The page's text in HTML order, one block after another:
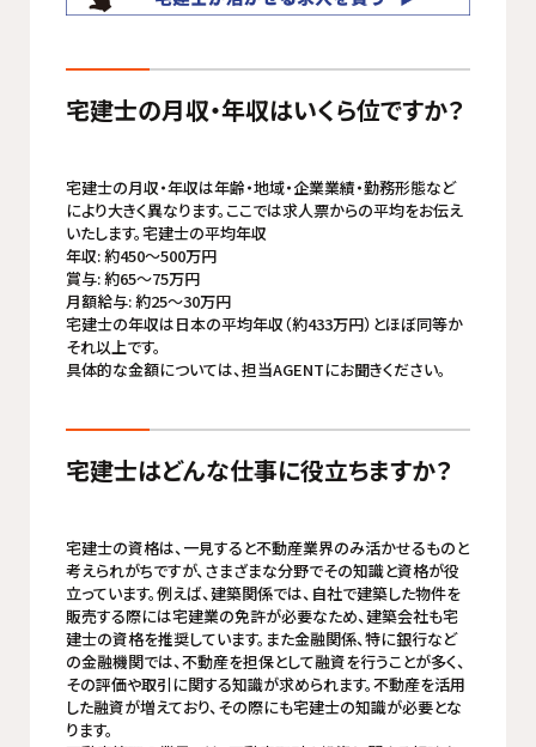
宅建士の月収・年収はいくら位ですか？
宅建士の月収・年収は年齢・地域・企業業績・勤務形態など
により大きく異なります。ここでは求人票からの平均をお伝え
いたします。宅建士の平均年収
年収: 約450～500万円
賞与: 約65～75万円
月額給与: 約25～30万円
宅建士の年収は日本の平均年収（約433万円）とほぼ同等か
それ以上です。
具体的な金額については、担当AGENTにお聞きください。
宅建士はどんな仕事に役立ちますか？
宅建士の資格は、一見すると不動産業界のみ活かせるものと
考えられがちですが、さまざまな分野でその知識と資格が役
立っています。例えば、建築関係では、自社で建築した物件を
販売する際には宅建業の免許が必要なため、建築会社も宅
建士の資格を推奨しています。また金融関係、特に銀行など
の金融機関では、不動産を担保として融資を行うことが多く、
その評価や取引に関する知識が求められます。不動産を活用
した融資が増えており、その際にも宅建士の知識が必要とな
ります。